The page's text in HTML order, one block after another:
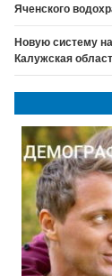
Яченского
Новую систему
Калужская